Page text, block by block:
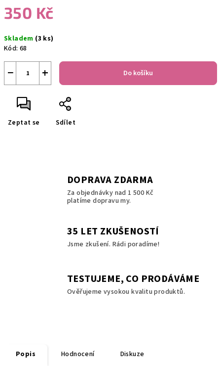
350 Kč
cena:
Skladem (3 ks)
Kód: 68
+
− Do košíku
Zeptat se Sdílet
DOPRAVA ZDARMA
Za objednávky nad 1 500 Kč
platíme dopravu my.
35 LET ZKUŠENOSTÍ
Jsme zkušení. Rádi poradíme!
TESTUJEME, CO PRODÁVÁME
Ověřujeme vysokou kvalitu produktů.
Popis Hodnocení Diskuze